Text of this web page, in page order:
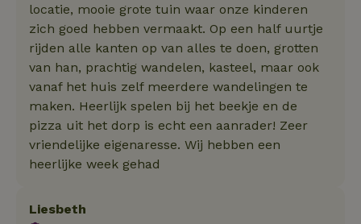
locatie, mooie grote tuin waar onze kinderen
zich goed hebben vermaakt. Op een half uurtje
rijden alle kanten op van alles te doen, grotten
van han, prachtig wandelen, kasteel, maar ook
vanaf het huis zelf meerdere wandelingen te
maken. Heerlijk spelen bij het beekje en de
pizza uit het dorp is echt een aanrader! Zeer
vriendelijke eigenaresse. Wij hebben een
heerlijke week gehad
Liesbeth